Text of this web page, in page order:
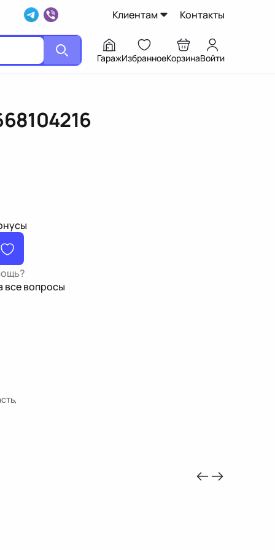
Клиентам Контакты
ГаражИзбранноеКорзинаВойти
все вопросы